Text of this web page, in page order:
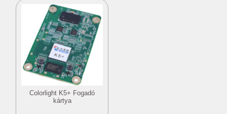
Colorlight K5+ Fogadó
kártya